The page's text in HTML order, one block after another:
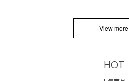
View more
HOT